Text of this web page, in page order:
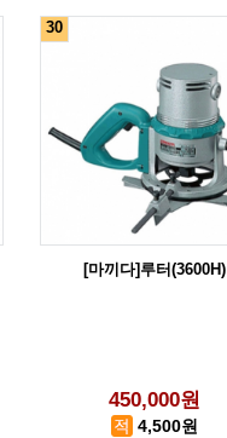
30
[마끼다]루터(3600H)
450,000원
4,500원